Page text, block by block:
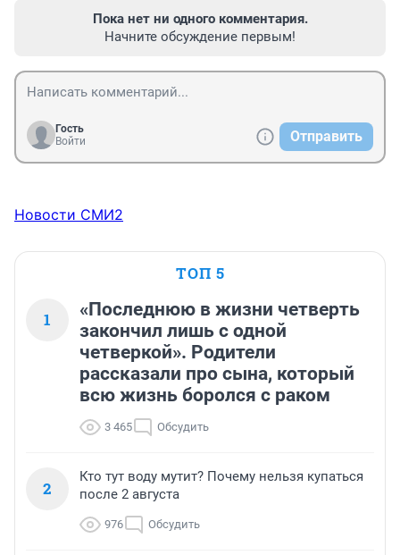
Пока нет ни одного комментария.
Начните обсуждение первым!
Гость
Войти
Отправить
Новости СМИ2
ТОП 5
1
«Последнюю в жизни четверть
закончил лишь с одной
четверкой». Родители
рассказали про сына, который
всю жизнь боролся с раком
3 465 Обсудить
2
Кто тут воду мутит? Почему нельзя купаться
после 2 августа
976 Обсудить